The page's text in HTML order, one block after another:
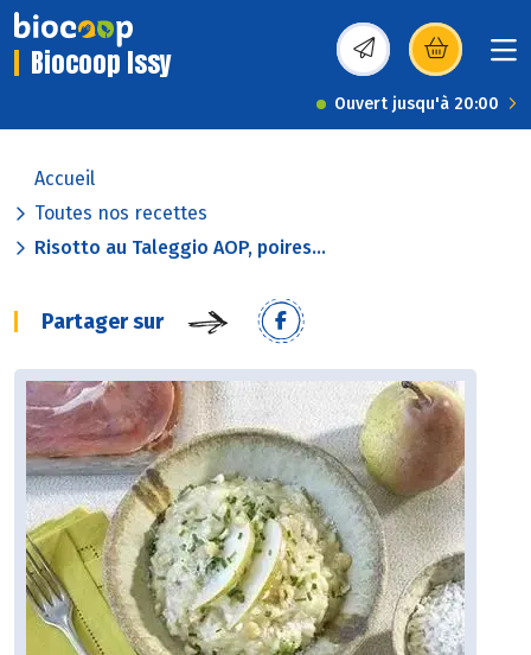
Biocoop Issy (s’ouvre dans une
Ouvert jusqu'à 20:00
Accueil
Toutes nos recettes
Risotto au Taleggio AOP, poires...
Partager sur